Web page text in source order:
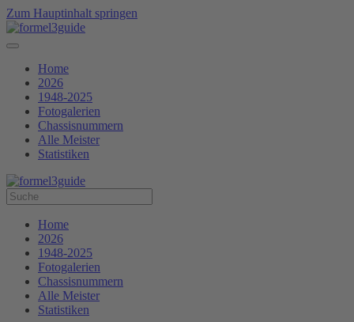
Zum Hauptinhalt springen
Home
2026
1948-2025
Fotogalerien
Chassisnummern
Alle Meister
Statistiken
Home
2026
1948-2025
Fotogalerien
Chassisnummern
Alle Meister
Statistiken